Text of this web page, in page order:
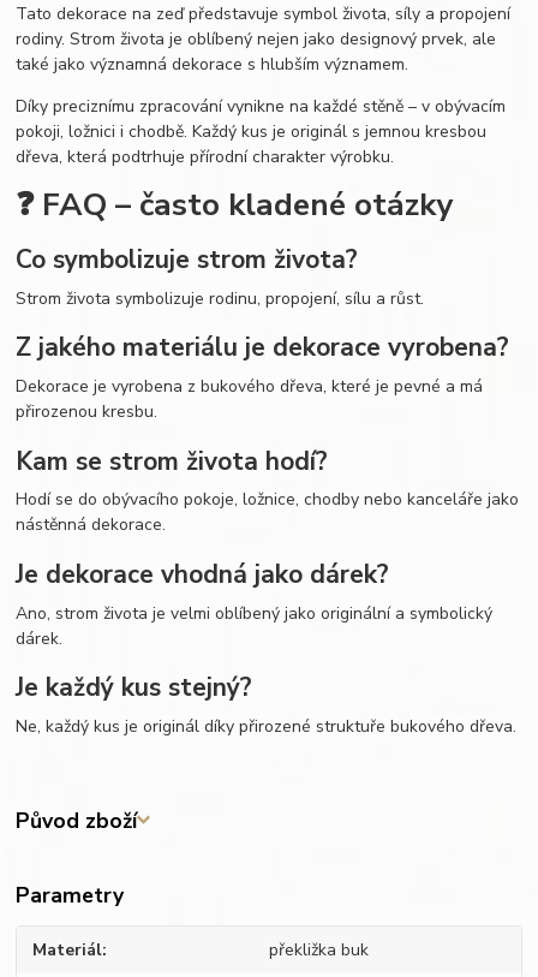
Tato dekorace na zeď představuje symbol života, síly a propojení
rodiny. Strom života je oblíbený nejen jako designový prvek, ale
také jako významná dekorace s hlubším významem.
Díky preciznímu zpracování vynikne na každé stěně – v obývacím
pokoji, ložnici i chodbě. Každý kus je originál s jemnou kresbou
dřeva, která podtrhuje přírodní charakter výrobku.
❓ FAQ – často kladené otázky
Co symbolizuje strom života?
Strom života symbolizuje rodinu, propojení, sílu a růst.
Z jakého materiálu je dekorace vyrobena?
Dekorace je vyrobena z bukového dřeva, které je pevné a má
přirozenou kresbu.
Kam se strom života hodí?
Hodí se do obývacího pokoje, ložnice, chodby nebo kanceláře jako
nástěnná dekorace.
Je dekorace vhodná jako dárek?
Ano, strom života je velmi oblíbený jako originální a symbolický
dárek.
Je každý kus stejný?
Ne, každý kus je originál díky přirozené struktuře bukového dřeva.
Původ zboží
Parametry
Materiál překližka buk